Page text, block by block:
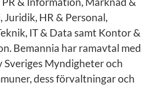
Juridik, HR & Personal,
IT & Data samt Kontor &
Bemannia har ramavtal med
Sveriges Myndigheter och
dess förvaltningar och